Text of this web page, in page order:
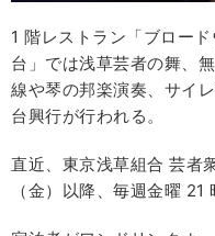
1 階レストラン「ブロー
台」では浅草芸者の舞、
線や琴の邦楽演奏、サイ
台興行が行われる。
直近、東京浅草組合 芸者
（金）以降、毎週金曜 21